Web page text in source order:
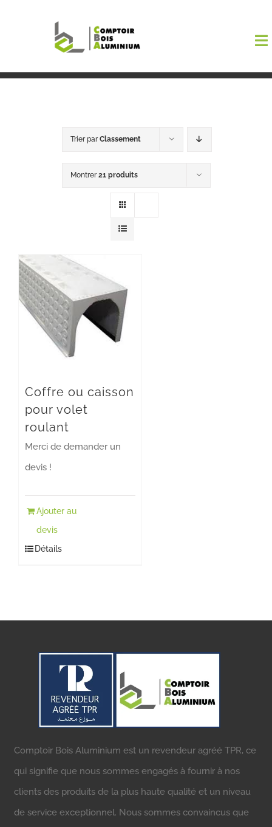
Trier parClassement
Montrer21 produits
Coffre ou caisson
pour volet
roulant
Merci de demander un
devis !
Ajouter au
devis
Détails
Comptoir Bois Aluminium est un revendeur agréé TPR, ce
qui signifie que nous sommes engagés à fournir à nos
clients des produits de la plus haute qualité et un niveau
de service exceptionnel. Nous sommes convaincus que